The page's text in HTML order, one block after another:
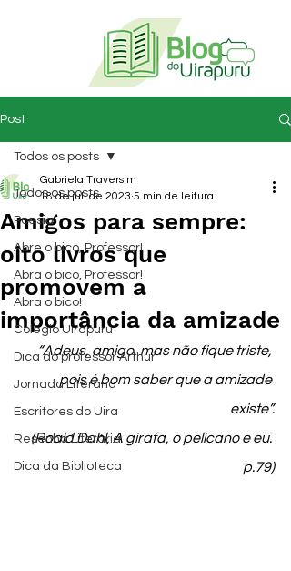
Post
Todos os posts
Poesia
Abre o bico, Professor!
Abra o bico, Professor!
Abra o bico!
Colégio Uirapuru
Dica do professor Arthur
Jornada Literária
Escritores do Uira
Resenha Literária
Dica da Biblioteca
Todos os posts
Amigos para sempre:
oito livros que
promovem a
importância da amizade
Gabriela Traversim
18 de jul. de 2023 5 min de leitura
“Adeus, amigo, mas não fique triste,
pois é bom saber que a amizade
existe”.
(Roald Dahl, A girafa, o pelicano e eu.
p.79)